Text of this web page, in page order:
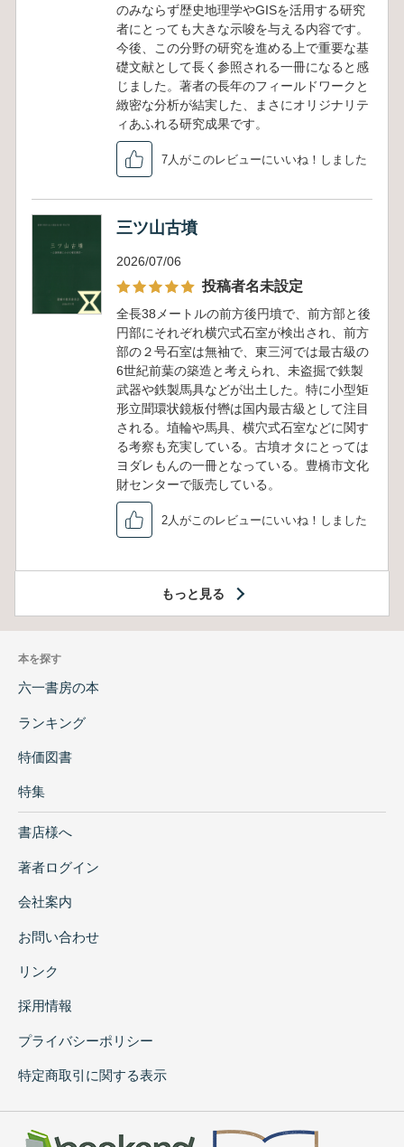
のみならず歴史地理学やGISを活用する研究
者にとっても大きな示唆を与える内容です。
今後、この分野の研究を進める上で重要な基
礎文献として長く参照される一冊になると感
じました。著者の長年のフィールドワークと
緻密な分析が結実した、まさにオリジナリテ
ィあふれる研究成果です。
7人がこのレビューにいいね！しました
三ツ山古墳
2026/07/06
投稿者名未設定
全長38メートルの前方後円墳で、前方部と後
円部にそれぞれ横穴式石室が検出され、前方
部の２号石室は無袖で、東三河では最古級の
6世紀前葉の築造と考えられ、未盗掘で鉄製
武器や鉄製馬具などが出土した。特に小型矩
形立聞環状鏡板付轡は国内最古級として注目
される。埴輪や馬具、横穴式石室などに関す
る考察も充実している。古墳オタにとっては
ヨダレもんの一冊となっている。豊橋市文化
財センターで販売している。
2人がこのレビューにいいね！しました
もっと見る
本を探す
六一書房の本
ランキング
特価図書
特集
書店様へ
著者ログイン
会社案内
お問い合わせ
リンク
採用情報
プライバシーポリシー
特定商取引に関する表示